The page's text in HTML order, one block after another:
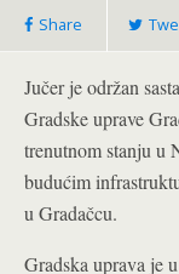
Share
Jučer je održan
Gradske uprave
trenutnom stanju u
budućim
u Gradačcu.
Gradska uprava je